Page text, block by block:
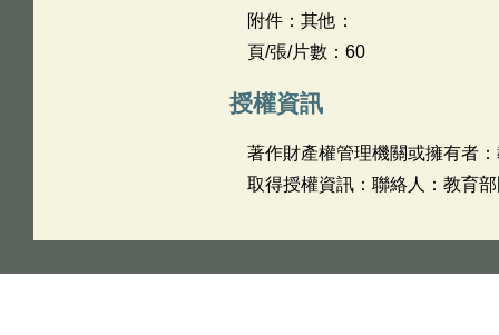
附件：其他：
頁/張/片數：60
授權資訊
著作財產權管理機關或擁有者
取得授權資訊：聯絡人：教育